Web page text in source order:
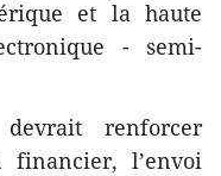
et la haute
- semi-
renforcer
financier, l’envoi